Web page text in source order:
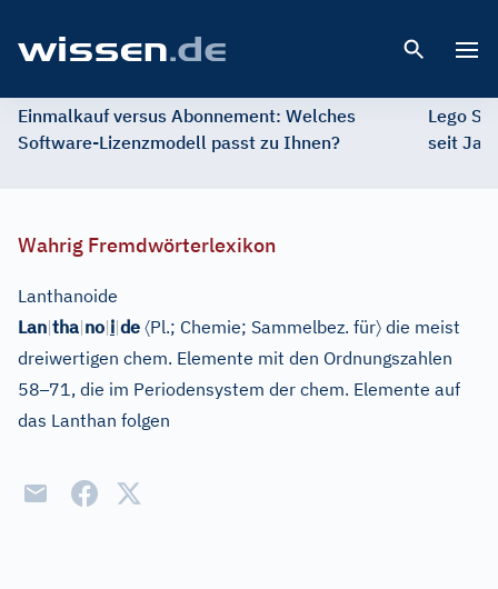
Einmalkauf versus Abonnement: Welches
Software-Lizenzmodell passt zu Ihnen?
Lego
seit
Wahrig Fremdwörterlexikon
Lanthanoide
Lan|tha|no|i|de 〈Pl.; Chemie; Sammelbez. für〉 die meist
dreiwertigen chem. Elemente mit den Ordnungszahlen
58–71, die im Periodensystem der chem. Elemente auf
das Lanthan folgen